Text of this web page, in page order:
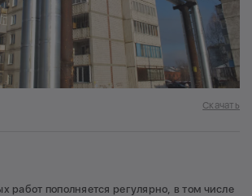
Скачать
работ пополняется регулярно, в том числе